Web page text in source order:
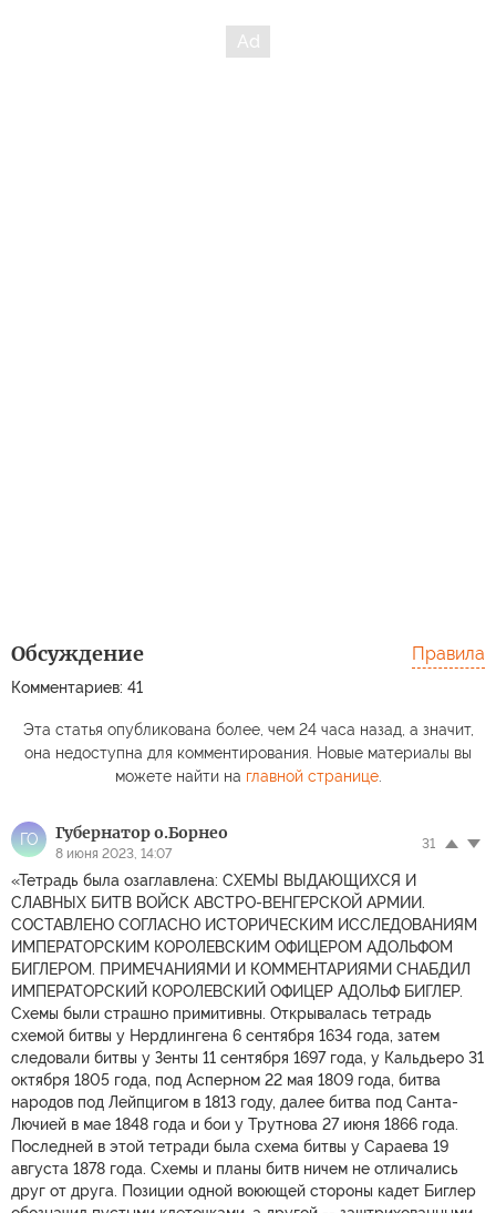
Обсуждение
Комментариев: 41
Правила
Эта статья опубликована более, чем 24 часа назад, а значит,
она недоступна для комментирования. Новые материалы вы
можете найти на главной странице.
ГО Губернатор о.Борнео
8 июня 2023, 14:07
31
«Тетрадь была озаглавлена: СХЕМЫ ВЫДАЮЩИХСЯ И
СЛАВНЫХ БИТВ ВОЙСК АВСТРО-ВЕНГЕРСКОЙ АРМИИ.
СОСТАВЛЕНО СОГЛАСНО ИСТОРИЧЕСКИМ ИССЛЕДОВАНИЯМ
ИМПЕРАТОРСКИМ КОРОЛЕВСКИМ ОФИЦЕРОМ АДОЛЬФОМ
БИГЛЕРОМ. ПРИМЕЧАНИЯМИ И КОММЕНТАРИЯМИ СНАБДИЛ
ИМПЕРАТОРСКИЙ КОРОЛЕВСКИЙ ОФИЦЕР АДОЛЬФ БИГЛЕР.
Схемы были страшно примитивны. Открывалась тетрадь
схемой битвы у Нердлингена 6 сентября 1634 года, затем
следовали битвы у Зенты 11 сентября 1697 года, у Кальдьеро 31
октября 1805 года, под Асперном 22 мая 1809 года, битва
народов под Лейпцигом в 1813 году, далее битва под Санта-
Лючией в мае 1848 года и бои у Трутнова 27 июня 1866 года.
Последней в этой тетради была схема битвы у Сараева 19
августа 1878 года. Схемы и планы битв ничем не отличались
друг от друга. Позиции одной воюющей стороны кадет Биглер